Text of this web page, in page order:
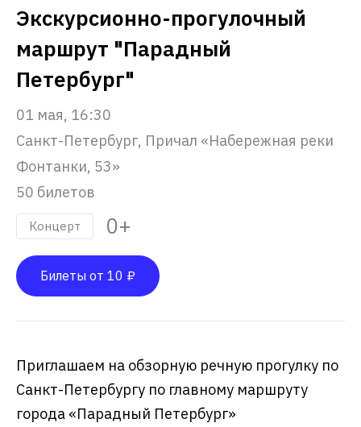
Экскурсионно-прогулочный
маршрут "Парадный
Петербург"
01 мая, 16:30
Санкт-Петербург, Причал «Набережная реки
Фонтанки, 53»
50 билетов
Концерт 0+
Билеты от 10 ₽
Приглашаем на обзорную речную прогулку по
Санкт-Петербургу по главному маршруту
города «Парадный Петербург»